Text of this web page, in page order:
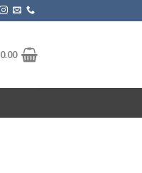
0.00